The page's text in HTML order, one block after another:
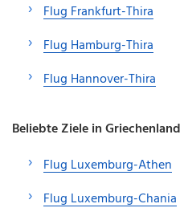
Flug Frankfurt-Thira
Flug Hamburg-Thira
Flug Hannover-Thira
Beliebte Ziele in
Flug Luxemburg-Athen
Flug Luxemburg-Chania